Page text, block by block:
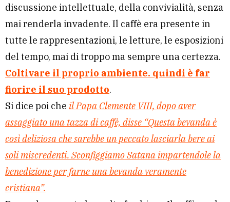
discussione intellettuale, della convivialità, senza
mai renderla invadente. Il caffè era presente in
tutte le rappresentazioni, le letture, le esposizioni
del tempo, mai di troppo ma sempre una certezza.
Coltivare il proprio ambiente. quindi è far
fiorire il suo prodotto.
Si dice poi che il Papa Clemente VIII, dopo aver
assaggiato una tazza di caffè, disse “Questa bevanda è
così deliziosa che sarebbe un peccato lasciarla bere ai
soli miscredenti. Sconfiggiamo Satana impartendole la
benedizione per farne una bevanda veramente
cristiana”.